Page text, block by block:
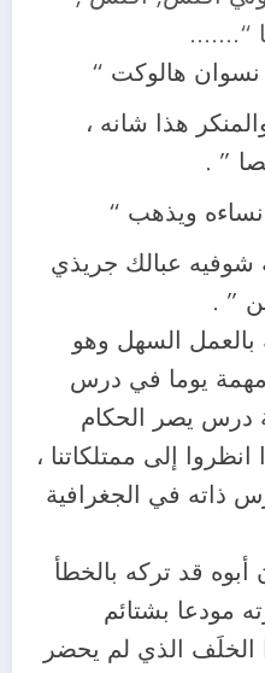
“…….
نسوان هالوكت “
هذا شانه ،
” .
نساءه ويذهب “
شوفيه عبالك جريذي
” .
السهل وهو
يوما في درس
درس يصر الحكام
إلى ممتلكاتنا ،
ذاته في الجغرافية
قد تركه بالخطأ
مودعا بشتائم
الخلَف الذي لم يحضر